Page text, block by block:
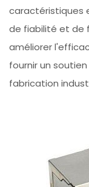
caractéristiques
de fiabilité et de
améliorer
fournir un
fabrication